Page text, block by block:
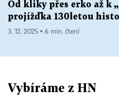
Od kliky přes erko až k
projížďka 130letou
3. 12. 2025 ▪ 6 min. čtení
Vybíráme z HN